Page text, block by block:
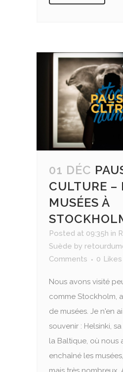
01 DÉC
CULTURE –
MUSÉES À
Posted at 09:35h in
Suède by
Comments
0 Likes
Nous avons visité
comme Stockholm,
de musées. Je n'en
souvenir : Helsinki,
la Baltique, où nous
enchaîné les